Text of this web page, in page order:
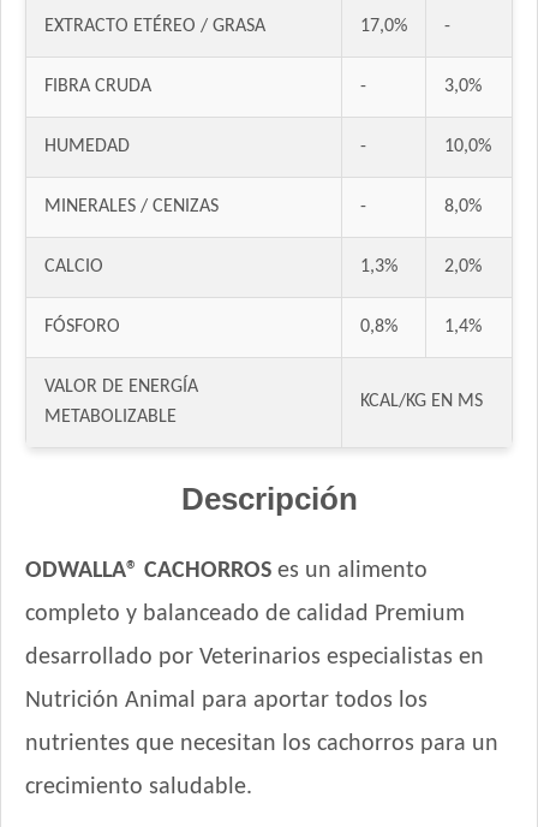
Jager Perro Cachorro
Ken-L Perro Cachorro de Raza Mediana y Grande
Ken-L Perro Cachorro de Razas Pequeñas
Kongo Gold Perro Cachorro Todas las Razas
Kongo Perro Cachorro Todas las Razas
Maintenance Criadores Perro Cachorro
Maxxium Perrro Cachorro Pollo de Campo y Arroz
MisterPet Perro Cachorro
Montañés Perro Cachorro
Natural Meat Perro Cachorro
Nature Perro Cachorro Pequeño y Mediano
Nature Perro Cachorro Raza Grande
Nutribon XQ Perro Cachorro
Nutrique Large Puppy
Old Prince Equilibrium Perro Cachorro Razas Medianas y
Grandes
EXTRACTO ETÉREO / GRASA 17,0% -
FIBRA CRUDA - 3,0%
HUMEDAD - 10,0%
MINERALES / CENIZAS - 8,0%
CALCIO 1,3% 2,0%
FÓSFORO 0,8% 1,4%
VALOR DE ENERGÍA
METABOLIZABLE
KCAL/KG EN MS
Descripción
ODWALLA® CACHORROS es un alimento
completo y balanceado de calidad Premium
desarrollado por Veterinarios especialistas en
Nutrición Animal para aportar todos los
nutrientes que necesitan los cachorros para un
crecimiento saludable.